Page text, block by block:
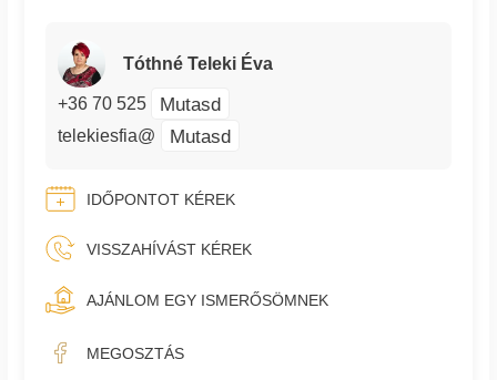
Tóthné Teleki Éva
+36 70 525 Mutasd
telekiesfia@ Mutasd
IDŐPONTOT KÉREK
VISSZAHÍVÁST KÉREK
AJÁNLOM EGY ISMERŐSÖMNEK
MEGOSZTÁS